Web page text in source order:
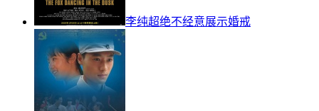
李纯超绝不经意展示婚戒